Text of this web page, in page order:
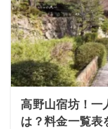
高野山宿坊！一
は？料金一覧表